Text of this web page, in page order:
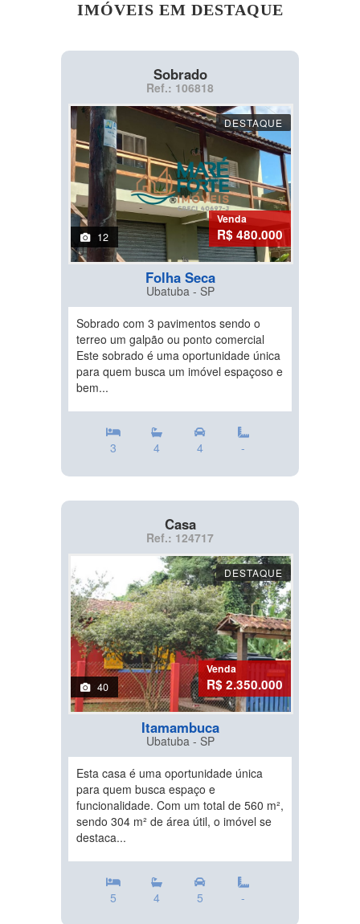
IMÓVEIS EM DESTAQUE
Sobrado
Ref.: 106818
DESTAQUE
12
Venda
R$ 480.000
Folha Seca
Ubatuba - SP
Sobrado com 3 pavimentos sendo o
terreo um galpão ou ponto comercial
Este sobrado é uma oportunidade única
para quem busca um imóvel espaçoso e
bem...
3 4 4 -
Casa
Ref.: 124717
DESTAQUE
40
Venda
R$ 2.350.000
Itamambuca
Ubatuba - SP
Esta casa é uma oportunidade única
para quem busca espaço e
funcionalidade. Com um total de 560 m²,
sendo 304 m² de área útil, o imóvel se
destaca...
5 4 5 -